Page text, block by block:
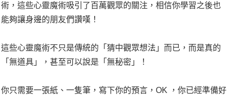
術，這些心靈魔術吸引了百萬觀眾的關注，相信你學習之後也
能夠讓身邊的朋友們讚嘆！
這些心靈魔術不只是傳統的「猜中觀眾想法」而已，而是真的
「無道具」，甚至可以說是「無秘密」！
你只需要一張紙、一隻筆，寫下你的預言，OK ，你已經準備好